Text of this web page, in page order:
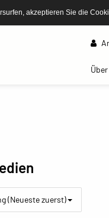
akzeptieren Sie die
(Neueste zuerst)